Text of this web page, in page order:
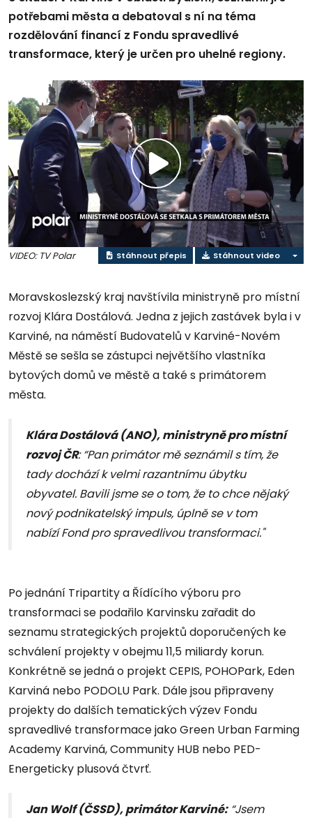
potřebami města a debatoval s ní na téma
rozdělování financí z Fondu spravedlivé
transformace, který je určen pro uhelné regiony.
Přehrát
video
VIDEO: TV Polar Stáhnout přepis Stáhnout video
Moravskoslezský kraj navštívila ministryně pro místní
rozvoj Klára Dostálová. Jedna z jejich zastávek byla i v
Karviné, na náměstí Budovatelů v Karviné-Novém
Městě se sešla se zástupci největšího vlastníka
bytových domů ve městě a také s primátorem
města.
Klára Dostálová (ANO), ministryně pro místní
rozvoj ČR: “Pan primátor mě seznámil s tím, že
tady dochází k velmi razantnímu úbytku
obyvatel. Bavili jsme se o tom, že to chce nějaký
nový podnikatelský impuls, úplně se v tom
nabízí Fond pro spravedlivou transformaci."
Po jednání Tripartity a Řídícího výboru pro
transformaci se podařilo Karvinsku zařadit do
seznamu strategických projektů doporučených ke
schválení projekty v obejmu 11,5 miliardy korun.
Konkrétně se jedná o projekt CEPIS, POHOPark, Eden
Karviná nebo PODOLU Park. Dále jsou připraveny
projekty do dalších tematických výzev Fondu
spravedlivé transformace jako Green Urban Farming
Academy Karviná, Community HUB nebo PED-
Energeticky plusová čtvrť.
Jan Wolf (ČSSD), primátor Karviné:“Jsem